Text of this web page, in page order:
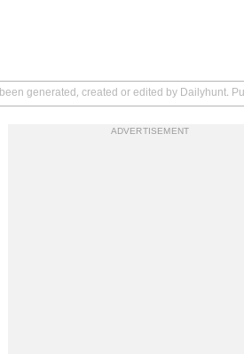
generated, created or edited by Dailyhunt.
ADVERTISEMENT